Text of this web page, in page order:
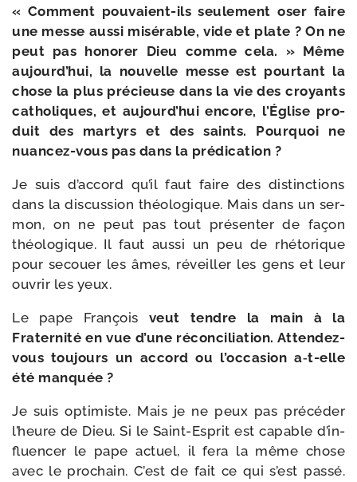
« Comment pouvaient-​ils seule­ment oser faire
une messe aus­si misé­rable, vide et plate ? On ne
peut pas hono­rer Dieu comme cela. » Même
aujourd’­hui, la nou­velle messe est pour­tant la
chose la plus pré­cieuse dans la vie des croyants
catho­liques, et aujourd’­hui encore, l’Église pro­
duit des mar­tyrs et des saints. Pourquoi ne
nuancez-​vous pas dans la prédication ?
Je suis d’ac­cord qu’il faut faire des dis­tinc­tions
dans la dis­cus­sion théo­lo­gique. Mais dans un ser­
mon, on ne peut pas tout pré­sen­ter de façon
théo­lo­gique. Il faut aus­si un peu de rhé­to­rique
pour secouer les âmes, réveiller les gens et leur
ouvrir les yeux.
Le pape François veut tendre la main à la
Fraternité en vue d’une récon­ci­lia­tion. Attendez-​
vous tou­jours un accord ou l’occasion a‑t-​elle
été manquée ?
Je suis opti­miste. Mais je ne peux pas pré­cé­der
l’heure de Dieu. Si le Saint-​Esprit est capable d’in­
fluen­cer le pape actuel, il fera la même chose
avec le pro­chain. C’est de fait ce qui s’est pas­sé.